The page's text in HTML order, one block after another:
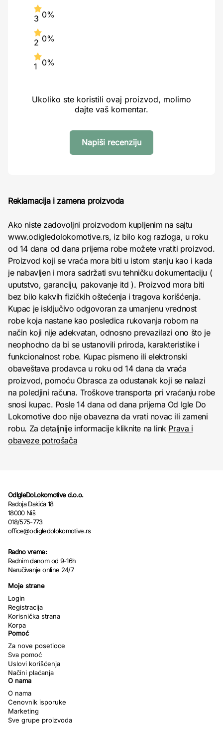
3 0%
2 0%
1 0%
Ukoliko ste koristili ovaj proizvod, molimo
dajte vaš komentar.
Napiši recenziju
Reklamacija i zamena proizvoda
Ako niste zadovoljni proizvodom kupljenim na sajtu
www.odigledolokomotive.rs, iz bilo kog razloga, u roku
od 14 dana od dana prijema robe možete vratiti proizvod.
Proizvod koji se vraća mora biti u istom stanju kao i kada
je nabavljen i mora sadržati svu tehničku dokumentaciju (
uputstvo, garanciju, pakovanje itd ). Proizvod mora biti
bez bilo kakvih fizičkih oštećenja i tragova korišćenja.
Kupac je isključivo odgovoran za umanjenu vrednost
robe koja nastane kao posledica rukovanja robom na
način koji nije adekvatan, odnosno prevazilazi ono što je
neophodno da bi se ustanovili priroda, karakteristike i
funkcionalnost robe. Kupac pismeno ili elektronski
obaveštava prodavca u roku od 14 dana da vraća
proizvod, pomoću Obrasca za odustanak koji se nalazi
na poledjini računa. Troškove transporta pri vraćanju robe
snosi kupac. Posle 14 dana od dana prijema Od Igle Do
Lokomotive doo nije obavezna da vrati novac ili zameni
robu. Za detaljnije informacije kliknite na link Prava i
obaveze potrošača
OdIgleDoLokomotive d.o.o.
Radoja Dakića 18
18000 Niš
018/575-773
office@odigledolokomotive.rs
Radno vreme:
Radnim danom od 9-16h
Naručivanje online 24/7
Moje strane
Login
Registracija
Korisnička strana
Korpa
Pomoć
Za nove posetioce
Sva pomoć
Uslovi korišćenja
Načini plaćanja
O nama
O nama
Cenovnik isporuke
Marketing
Sve grupe proizvoda